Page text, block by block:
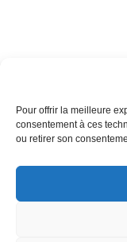
Pour offrir la meilleure
consentement à ces
ou retirer son